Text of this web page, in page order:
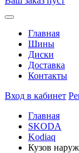
Главная
Шины
Диски
Доставка
Контакты
Вход в кабинет
Главная
SKODA
Kodiaq
Кузов